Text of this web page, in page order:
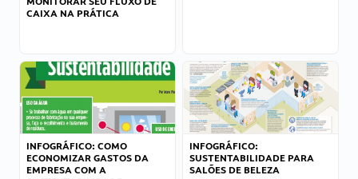
CAIXA NA PRÁTICA
INFOGRÁFICO: COMO
ECONOMIZAR GASTOS DA
EMPRESA COM A
INFOGRÁFICO:
SUSTENTABILIDADE PARA
SALÕES DE BELEZA